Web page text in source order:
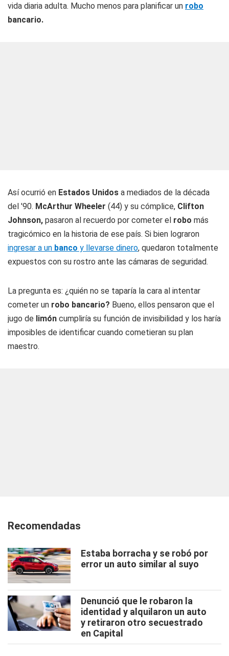
vida diaria adulta. Mucho menos para planificar un robo
bancario.
Así ocurrió en Estados Unidos a mediados de la década
del '90. McArthur Wheeler (44) y su cómplice, Clifton
Johnson, pasaron al recuerdo por cometer el robo más
tragicómico en la historia de ese país. Si bien lograron
ingresar a un banco y llevarse dinero, quedaron totalmente
expuestos con su rostro ante las cámaras de seguridad.
La pregunta es: ¿quién no se taparía la cara al intentar
cometer un robo bancario? Bueno, ellos pensaron que el
jugo de limón cumpliría su función de invisibilidad y los haría
imposibles de identificar cuando cometieran su plan
maestro.
Recomendadas
Estaba borracha y se robó por
error un auto similar al suyo
Denunció que le robaron la
identidad y alquilaron un auto
y retiraron otro secuestrado
en Capital